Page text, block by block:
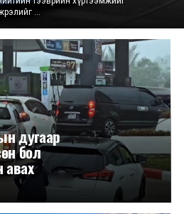
...
дугаар
бол
авах